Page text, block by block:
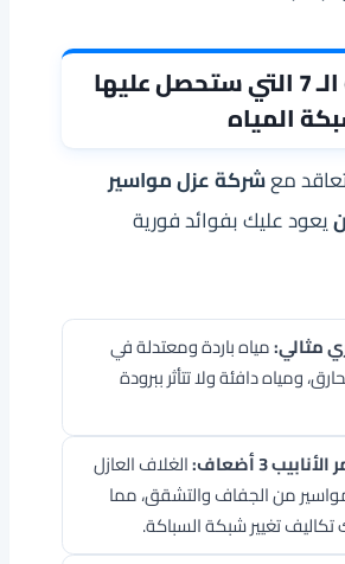
المكاسب الـ 7 التي ستحصل عليها
المياه
معشركة عزل مواسير
يعود عليك بفوائد فورية
مثالي:مياه باردة ومعتدلة في
ومياه دافئة ولا تتأثر ببرودة
3 أضعاف:
الغلاف العازل
من الجفاف والتشقق، مما
تكاليف تغيير شبكة السباكة.